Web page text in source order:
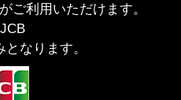
ご利用いただけます。
なります。